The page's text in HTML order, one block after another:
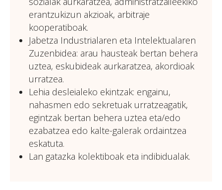
erantzukizun akzioak, arbitraje
kooperatiboak.
Jabetza Industrialaren eta Intelektualaren
Zuzenbidea: arau hausteak bertan behera
uztea, eskubideak aurkaratzea, akordioak
urratzea.
Lehia desleialeko ekintzak: engainu,
nahasmen edo sekretuak urratzeagatik,
egintzak bertan behera uztea eta/edo
ezabatzea edo kalte-galerak ordaintzea
eskatuta.
Lan gatazka kolektiboak eta indibidualak.